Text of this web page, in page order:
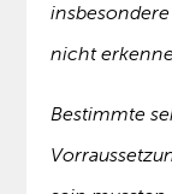
nicht
Bestimmte